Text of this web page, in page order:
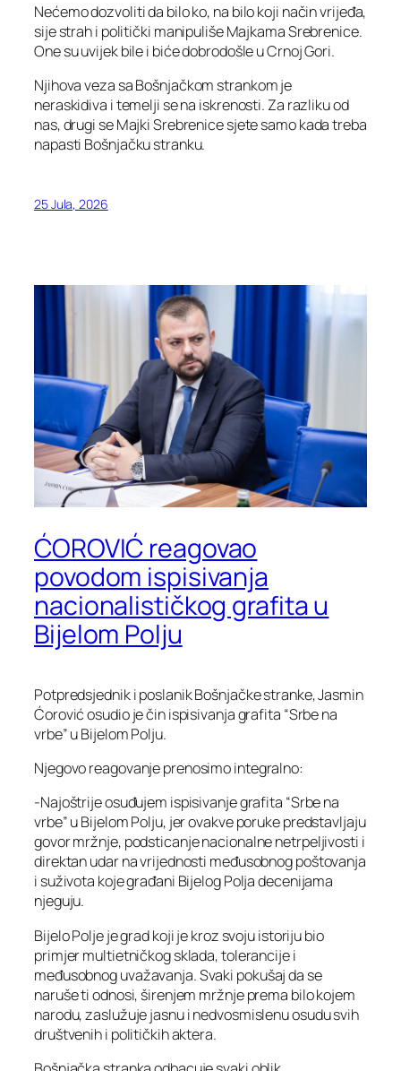
Nećemo dozvoliti da bilo ko, na bilo koji način vrijeđa,
sije strah i politički manipuliše Majkama Srebrenice.
One su uvijek bile i biće dobrodošle u Crnoj Gori.
Njihova veza sa Bošnjačkom strankom je
neraskidiva i temelji se na iskrenosti. Za razliku od
nas, drugi se Majki Srebrenice sjete samo kada treba
napasti Bošnjačku stranku.
25 Jula, 2026
ĆOROVIĆ reagovao
povodom ispisivanja
nacionalističkog grafita u
Bijelom Polju
Potpredsjednik i poslanik Bošnjačke stranke, Jasmin
Ćorović osudio je čin ispisivanja grafita “Srbe na
vrbe” u Bijelom Polju.
Njegovo reagovanje prenosimo integralno:
-Najoštrije osuđujem ispisivanje grafita “Srbe na
vrbe” u Bijelom Polju, jer ovakve poruke predstavljaju
govor mržnje, podsticanje nacionalne netrpeljivosti i
direktan udar na vrijednosti međusobnog poštovanja
i suživota koje građani Bijelog Polja decenijama
njeguju.
Bijelo Polje je grad koji je kroz svoju istoriju bio
primjer multietničkog sklada, tolerancije i
međusobnog uvažavanja. Svaki pokušaj da se
naruše ti odnosi, širenjem mržnje prema bilo kojem
narodu, zaslužuje jasnu i nedvosmislenu osudu svih
društvenih i političkih aktera.